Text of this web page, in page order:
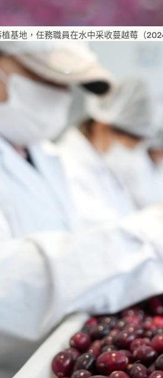
基地，任務職員在水中采收蔓越莓（